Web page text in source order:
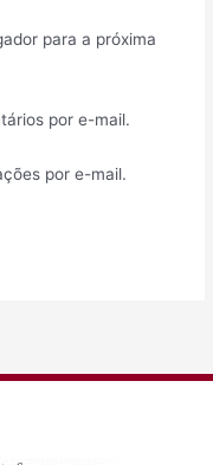
para a próxima
por e-mail.
por e-mail.